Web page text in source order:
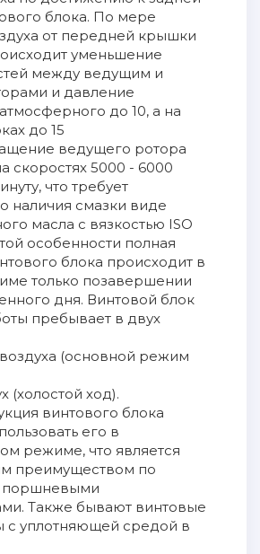
блока. По мере
от передней крышки
уменьшение
между ведущим и
и давление
до 10, а на
до 15
ведущего ротора
скоростях 5000 - 6000
что требует
наличия смазки виде
масла c вязкостью ISO
особенности полная
блока происходит в
только позавершении
дня. Винтовой блок
пребывает в двух
(основной режим
(холостой ход).
винтового блока
его в
режиме, что является
преимуществом по
поршневыми
Также бывают винтовые
с уплотняющей средой в